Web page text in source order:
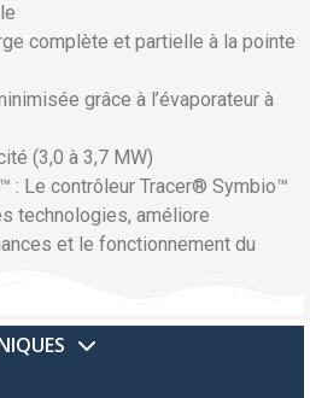
complète et partielle à la pointe
grâce à l’évaporateur à
(3,0 à 3,7 MW)
: Le contrôleur Tracer® Symbio™
technologies, améliore
et le fonctionnement du